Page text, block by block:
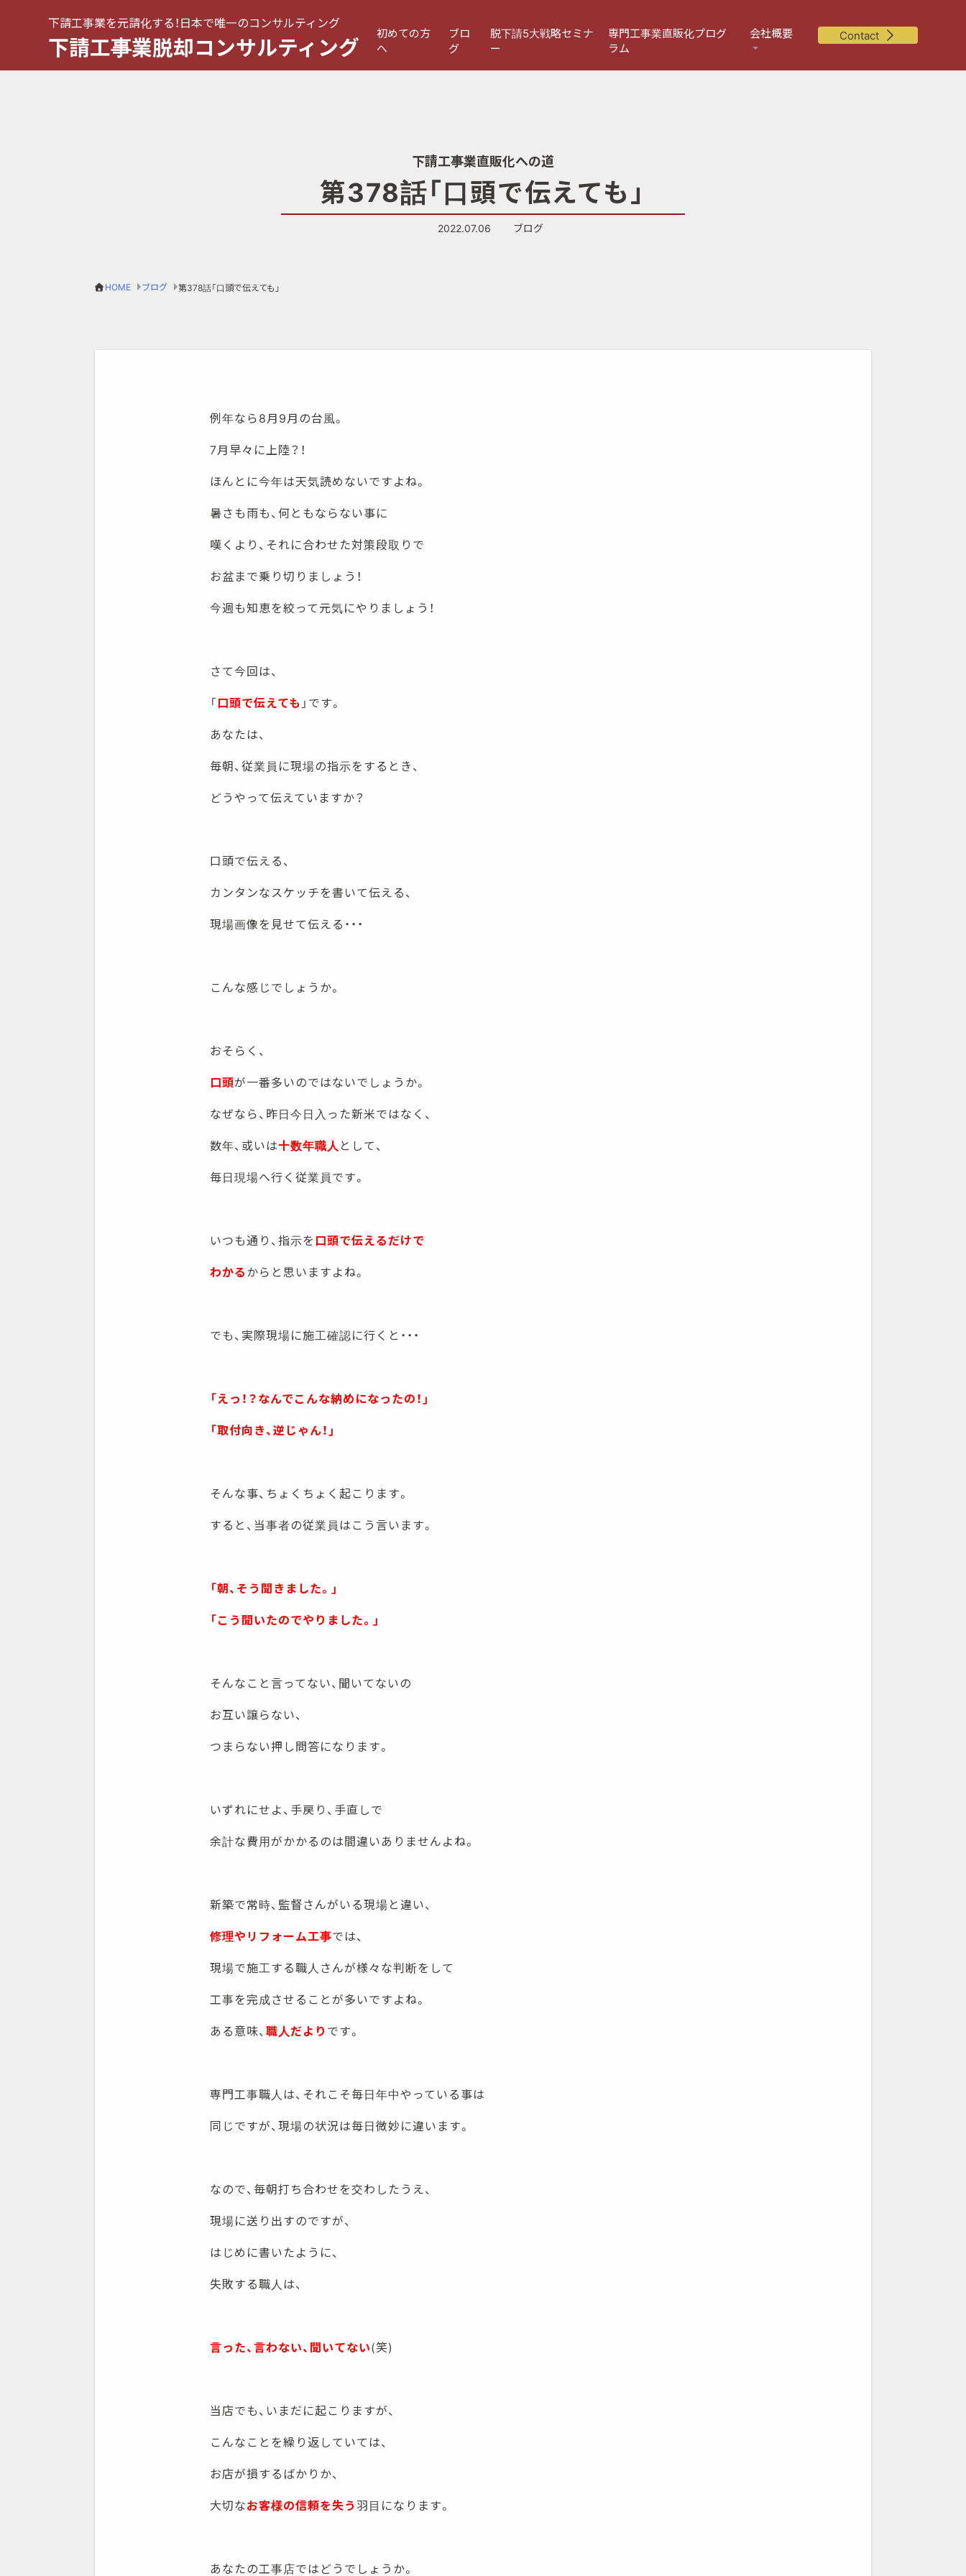
下請工事業を元請化する！日本で唯一のコンサルティング
下請工事業脱却コンサルティング
初めての方
へ
ブロ
グ
脱下請5大戦略セミナ
ー
専門工事業直販化プログ
ラム
会社概要 Contact
下請工事業直販化への道
第378話「口頭で伝えても」
2022.07.06 ブログ
HOME ブログ 第378話「口頭で伝えても」
例年なら8月9月の台風。
7月早々に上陸？！
ほんとに今年は天気読めないですよね。
暑さも雨も、何ともならない事に
嘆くより、それに合わせた対策段取りで
お盆まで乗り切りましょう！
今週も知恵を絞って元気にやりましょう！
さて今回は、
「口頭で伝えても 」です。
あなたは、
毎朝、従業員に現場の指示をするとき、
どうやって伝えていますか？
口頭で伝える、
カンタンなスケッチを書いて伝える、
現場画像を見せて伝える・・・
こんな感じでしょうか。
おそらく、
口頭が一番多いのではないでしょうか。
なぜなら、昨日今日入った新米ではなく、
数年、或いは十数年職人 として、
毎日現場へ行く従業員です。
いつも通り、指示を 口頭で伝えるだけで
わかるからと思いますよね。
でも、実際現場に施工確認に行くと・・・
「えっ！？なんでこんな納めになったの！」
「取付向き、逆じゃん！」
そんな事、ちょくちょく起こります。
すると、当事者の従業員はこう言います。
「朝、そう聞きました。」
「こう聞いたのでやりました。」
そんなこと言ってない、聞いてないの
お互い譲らない、
つまらない押し問答になります。
いずれにせよ、手戻り、手直しで
余計な費用がかかるのは間違いありませんよね。
新築で常時、監督さんがいる現場と違い、
修理やリフォーム工事では、
現場で施工する職人さんが様々な判断をして
工事を完成させることが多いですよね。
ある意味、 職人だより です。
専門工事職人は、それこそ毎日年中やっている事は
同じですが、現場の状況は毎日微妙に違います。
なので、毎朝打ち合わせを交わしたうえ、
現場に送り出すのですが、
はじめに書いたように、
失敗する職人は、
言った、言わない、聞いてない(笑)
当店でも、いまだに起こりますが、
こんなことを繰り返していては、
お店が損するばかりか、
大切なお客様の信頼を失う羽目になります。
あなたの工事店ではどうでしょうか。